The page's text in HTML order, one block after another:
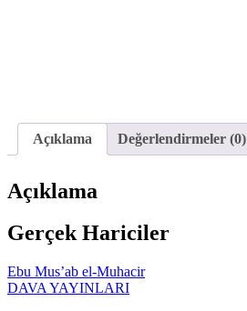
Açıklama Değerlendirmeler (0)
Açıklama
Gerçek Hariciler
Ebu Mus’ab el-Muhacir
DAVA YAYINLARI